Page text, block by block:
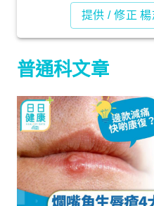
提供 / 修正
普通科文章